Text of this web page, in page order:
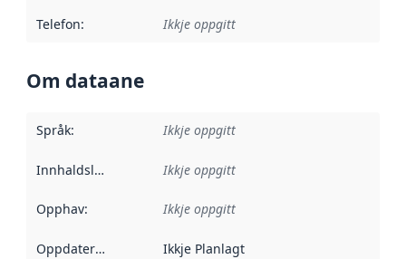
Telefon: Ikkje oppgitt
Om dataane
Språk: Ikkje oppgitt
Innhaldsleverandørar :
Ikkje oppgitt
Opphav: Ikkje oppgitt
Oppdateringsfrekvens :
Ikkje Planlagt